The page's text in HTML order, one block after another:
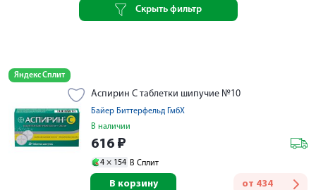
Скрыть фильтр
Яндекс Сплит
Аспирин C таблетки шипучие №10
Байер Биттерфельд ГмбХ
В наличии
616 ₽
4 × 154 В Сплит
от 434
В корзину